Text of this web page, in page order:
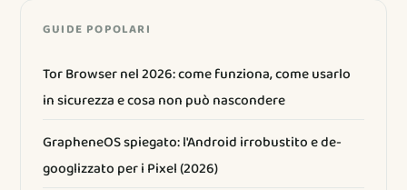
GUIDE POPOLARI
Tor Browser nel 2026: come funziona, come usarlo
in sicurezza e cosa non può nascondere
GrapheneOS spiegato: l'Android irrobustito e de-
googlizzato per i Pixel (2026)